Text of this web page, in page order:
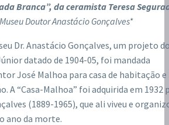
Branca”, da ceramista Teresa
Doutor Anastácio Gonçalves*
Dr. Anastácio Gonçalves, um projeto
datado de 1904-05, foi mandada
José Malhoa para casa de habitação e
A “Casa-Malhoa” foi adquirida em 1932
(1889-1965), que ali viveu e
ano da morte.